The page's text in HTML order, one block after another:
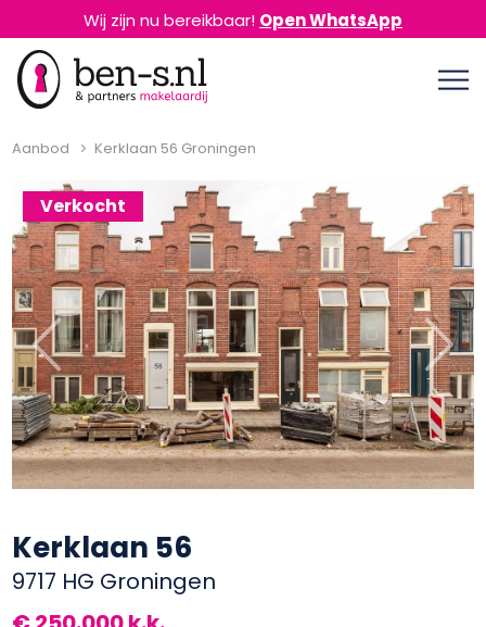
Wij zijn nu bereikbaar! Open WhatsApp
Aanbod Kerklaan 56 Groningen
Verkocht
Previous Next
Kerklaan 56
9717 HG Groningen